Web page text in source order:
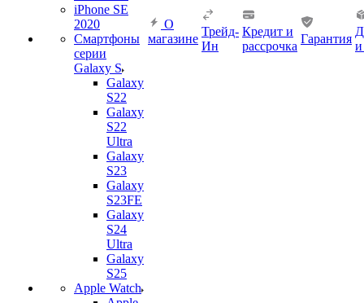
iPhone SE
2020
Смартфоны
серии
Galaxy S
Galaxy
S22
Galaxy
S22
Ultra
Galaxy
S23
Galaxy
S23FE
Galaxy
S24
Ultra
Galaxy
S25
Apple Watch
О
магазине
Трейд-
Ин
Кредит и
рассрочка
Гарантия
и